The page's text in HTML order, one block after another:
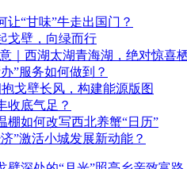
让“甘味”牛走出国门？
戈壁，向绿而行
｜西湖太湖青海湖，绝对惊喜
”服务如何做到？
戈壁长风，构建能源版图
收底气足？
棚如何改写西北养蟹“日历”
”激活小城发展新动能？